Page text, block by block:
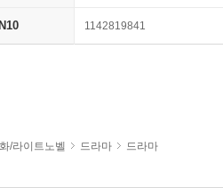
1142819841
/라이트노벨 드라마 드라마